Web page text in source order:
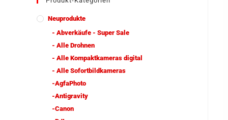
Neuprodukte
- Abverkäufe - Super Sale
- Alle Drohnen
- Alle Kompaktkameras digital
- Alle Sofortbildkameras
-AgfaPhoto
-Antigravity
-Canon